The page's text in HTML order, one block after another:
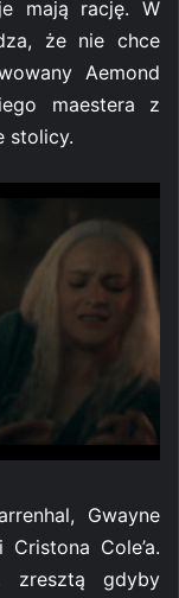
mają rację. W
że nie chce
Aemond
maestera z
stolicy.
Gwayne
Cole’a.
gdyby